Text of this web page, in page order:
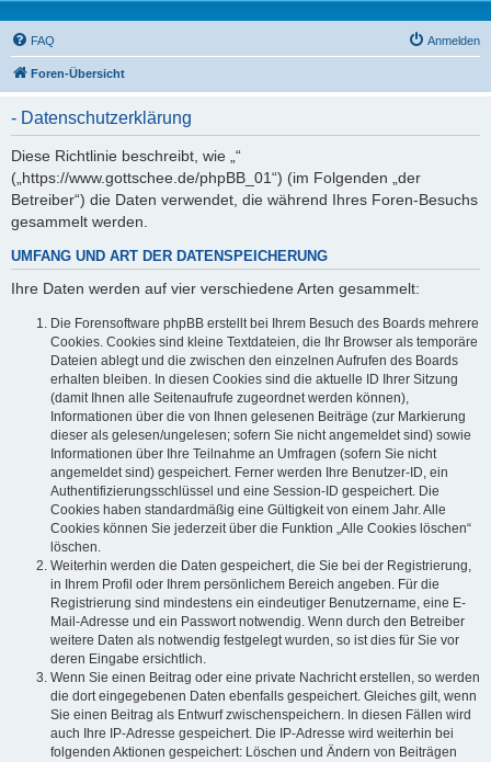
FAQ Anmelden
Foren-Übersicht
- Datenschutzerklärung
Diese Richtlinie beschreibt, wie „“
(„https://www.gottschee.de/phpBB_01“) (im Folgenden „der
Betreiber“) die Daten verwendet, die während Ihres Foren-Besuchs
gesammelt werden.
UMFANG UND ART DER DATENSPEICHERUNG
Ihre Daten werden auf vier verschiedene Arten gesammelt:
Die Forensoftware phpBB erstellt bei Ihrem Besuch des Boards mehrere
Cookies. Cookies sind kleine Textdateien, die Ihr Browser als temporäre
Dateien ablegt und die zwischen den einzelnen Aufrufen des Boards
erhalten bleiben. In diesen Cookies sind die aktuelle ID Ihrer Sitzung
(damit Ihnen alle Seitenaufrufe zugeordnet werden können),
Informationen über die von Ihnen gelesenen Beiträge (zur Markierung
dieser als gelesen/ungelesen; sofern Sie nicht angemeldet sind) sowie
Informationen über Ihre Teilnahme an Umfragen (sofern Sie nicht
angemeldet sind) gespeichert. Ferner werden Ihre Benutzer-ID, ein
Authentifizierungsschlüssel und eine Session-ID gespeichert. Die
Cookies haben standardmäßig eine Gültigkeit von einem Jahr. Alle
Cookies können Sie jederzeit über die Funktion „Alle Cookies löschen“
löschen.
Weiterhin werden die Daten gespeichert, die Sie bei der Registrierung,
in Ihrem Profil oder Ihrem persönlichem Bereich angeben. Für die
Registrierung sind mindestens ein eindeutiger Benutzername, eine E-
Mail-Adresse und ein Passwort notwendig. Wenn durch den Betreiber
weitere Daten als notwendig festgelegt wurden, so ist dies für Sie vor
deren Eingabe ersichtlich.
Wenn Sie einen Beitrag oder eine private Nachricht erstellen, so werden
die dort eingegebenen Daten ebenfalls gespeichert. Gleiches gilt, wenn
Sie einen Beitrag als Entwurf zwischenspeichern. In diesen Fällen wird
auch Ihre IP-Adresse gespeichert. Die IP-Adresse wird weiterhin bei
folgenden Aktionen gespeichert: Löschen und Ändern von Beiträgen